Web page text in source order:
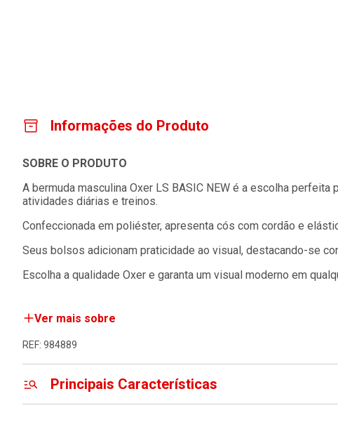
Informações do Produto
SOBRE O PRODUTO
A bermuda masculina Oxer LS BASIC NEW é a escolha
atividades diárias e treinos.
Confeccionada em poliéster, apresenta cós com cordão e
Seus bolsos adicionam praticidade ao visual, destacando-se
Escolha a qualidade Oxer e garanta um visual moderno em
Ver mais sobre
REF: 984889
Principais Características